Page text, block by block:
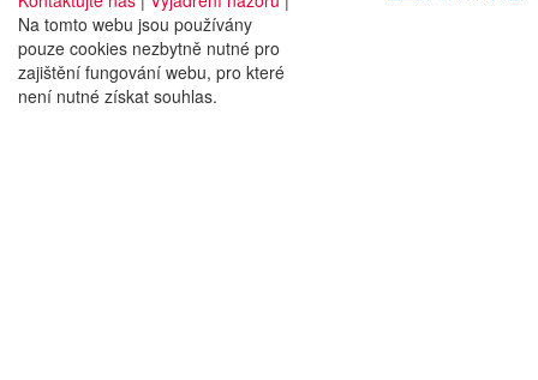
Na tomto webu jsou používány
pouze cookies nezbytně nutné pro
zajištění fungování webu, pro které
není nutné získat souhlas.